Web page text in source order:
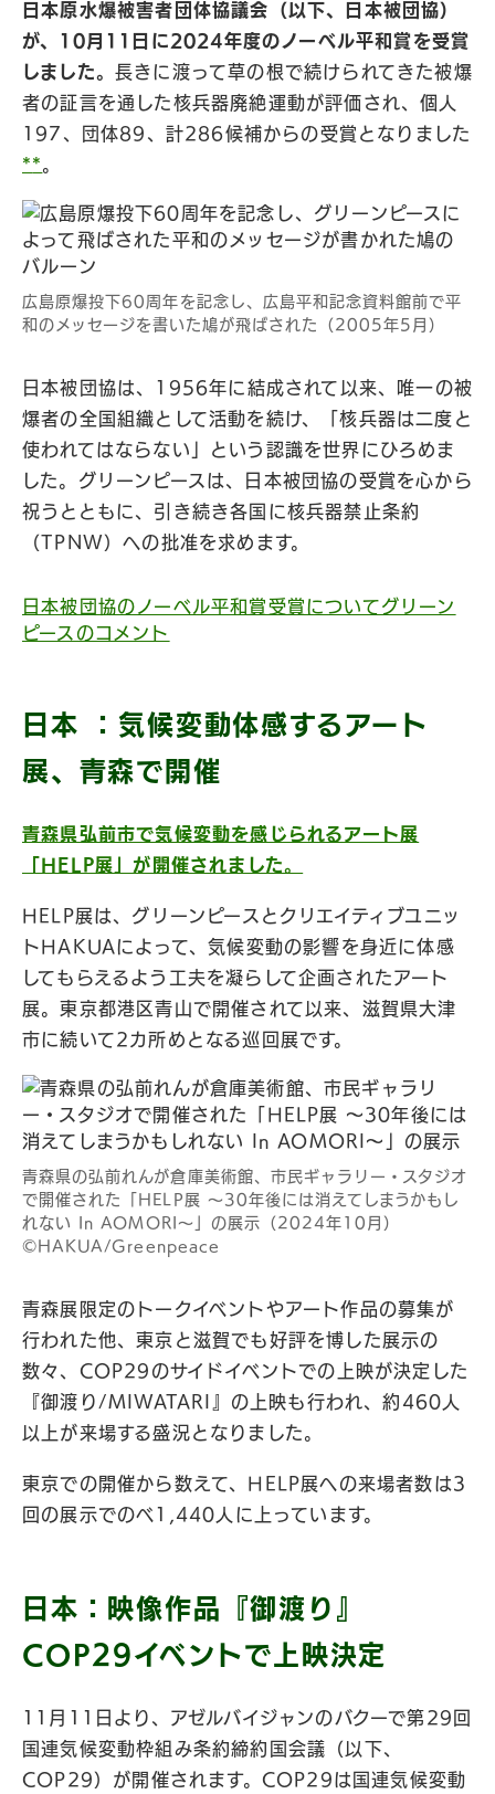
日本原水爆被害者団体協議会（以下、日本被団協）
が、10月11日に2024年度のノーベル平和賞を受賞
しました。 長きに渡って草の根で続けられてきた被爆
者の証言を通した核兵器廃絶運動が評価され、個人
197、団体89、計286候補からの受賞となりました
**。
広島原爆投下60周年を記念し、広島平和記念資料館前で平
和のメッセージを書いた鳩が飛ばされた（2005年5月）
日本被団協は、1956年に結成されて以来、唯一の被
爆者の全国組織として活動を続け、「核兵器は二度と
使われてはならない」という認識を世界にひろめま
した。グリーンピースは、日本被団協の受賞を心から
祝うとともに、引き続き各国に核兵器禁止条約
（TPNW）への批准を求めます。
日本被団協のノーベル平和賞受賞についてグリーン
ピースのコメント
日本 ：気候変動体感するアート
展、青森で開催
青森県弘前市で気候変動を感じられるアート展
「HELP展」が開催されました。
HELP展は、グリーンピースとクリエイティブユニッ
トHAKUAによって、気候変動の影響を身近に体感
してもらえるよう工夫を凝らして企画されたアート
展。東京都港区青山で開催されて以来、滋賀県大津
市に続いて2カ所めとなる巡回展です。
青森県の弘前れんが倉庫美術館、市民ギャラリー・スタジオ
で開催された「HELP展 〜30年後には消えてしまうかもし
れない In AOMORI〜」の展示（2024年10月）
©︎HAKUA/Greenpeace
青森展限定のトークイベントやアート作品の募集が
行われた他、東京と滋賀でも好評を博した展示の
数々、COP29のサイドイベントでの上映が決定した
『御渡り/MIWATARI』の上映も行われ、約460人
以上が来場する盛況となりました。
東京での開催から数えて、HELP展への来場者数は3
回の展示でのべ1,440人に上っています。
日本：映像作品『御渡り』
COP29イベントで上映決定
11月11日より、アゼルバイジャンのバクーで第29回
国連気候変動枠組み条約締約国会議（以下、
COP29）が開催されます。COP29は国連気候変動